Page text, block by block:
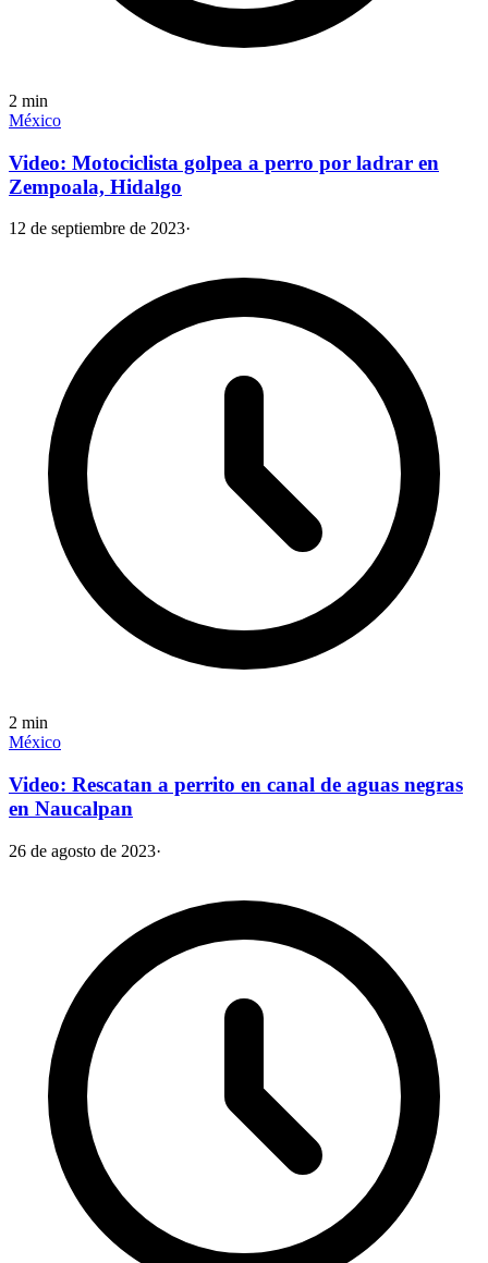
2 min
México
Video: Motociclista golpea a perro por ladrar en
Zempoala, Hidalgo
12 de septiembre de 2023·
2 min
México
Video: Rescatan a perrito en canal de aguas negras
en Naucalpan
26 de agosto de 2023·